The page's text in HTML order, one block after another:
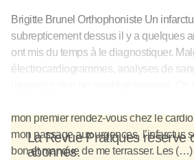
Brigitte Brunel Orthophoniste Un
subrepticement dessus il y a quelques
ont mis du temps à le diagnostiquer.
électrocardiogrammes, analyses de
mon premier rendez-vous chez le
mon passage aux urgences, l’infarctus
bon et manque de me terrasser. Les (…)
La Revue Pratiques réserve
abonnés.